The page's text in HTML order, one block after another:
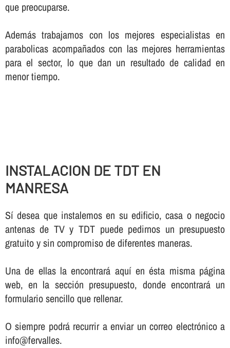
que preocuparse.
Además trabajamos con los mejores especialistas en
parabolicas acompañados con las mejores herramientas
para el sector, lo que dan un resultado de calidad en
menor tiempo.
INSTALACION DE TDT EN
MANRESA
Sí­ desea que instalemos en su edificio, casa o negocio
antenas de TV y TDT puede pedirnos un presupuesto
gratuito y sin compromiso de diferentes maneras.
Una de ellas la encontrará aquí­ en ésta misma página
web, en la sección presupuesto, donde encontrará un
formulario sencillo que rellenar.
O siempre podrá recurrir a enviar un correo electrónico a
info@fervalles.